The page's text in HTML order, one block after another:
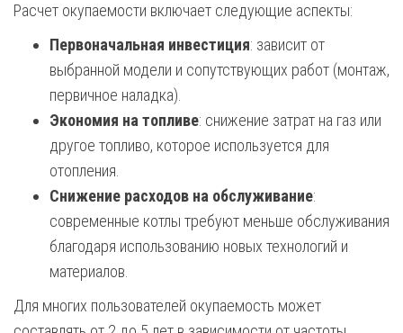
Расчет окупаемости включает следующие аспекты:
Первоначальная инвестиция: зависит от
выбранной модели и сопутствующих работ (монтаж,
первичное наладка).
Экономия на топливе: снижение затрат на газ или
другое топливо, которое используется для
отопления.
Снижение расходов на обслуживание:
современные котлы требуют меньше обслуживания
благодаря использованию новых технологий и
материалов.
Для многих пользователей окупаемость может